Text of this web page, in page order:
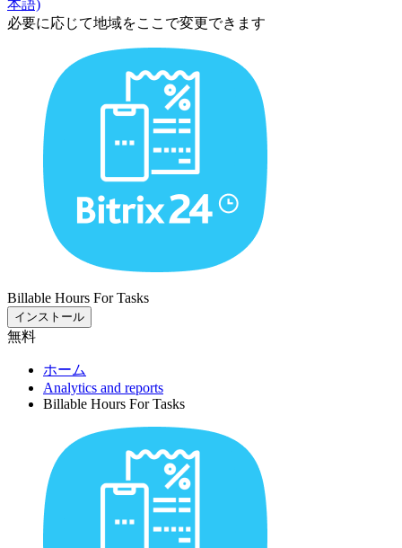
本語)
必要に応じて地域をここで変更できます
Billable Hours For Tasks
インストール
無料
ホーム
Analytics and reports
Billable Hours For Tasks